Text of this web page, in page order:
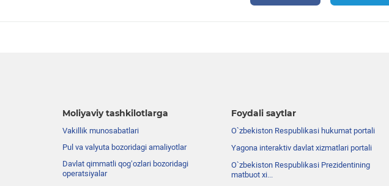
Moliyaviy tashkilotlarga
Vakillik munosabatlari
Pul va valyuta bozoridagi amaliyotlar
Davlat qimmatli qog‘ozlari bozoridagi
operatsiyalar
Foydali saytlar
O`zbekiston Respublikasi hukumat portali
Yagona interaktiv davlat xizmatlari portali
O`zbekiston Respublikasi Prezidentining
matbuot xi...